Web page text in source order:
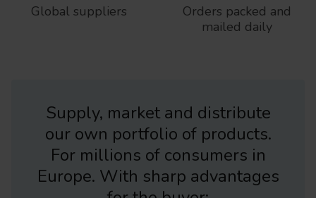
Global suppliers
Orders packed and
mailed daily
Supply, market and distribute
our own portfolio of products.
For millions of consumers in
Europe. With sharp advantages